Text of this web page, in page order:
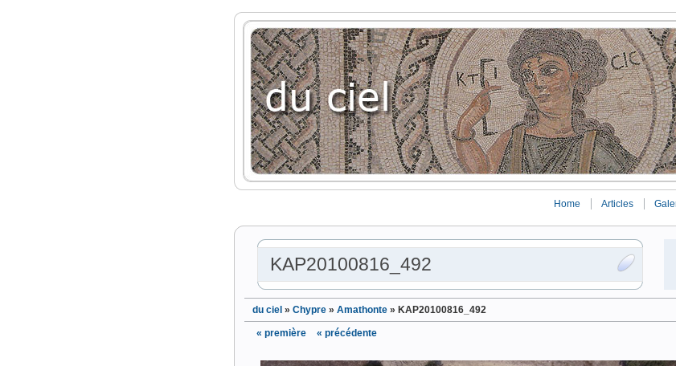
Home Articles
KAP20100816_492
du ciel » Chypre » Amathonte » KAP20100816_492
« première « précédente